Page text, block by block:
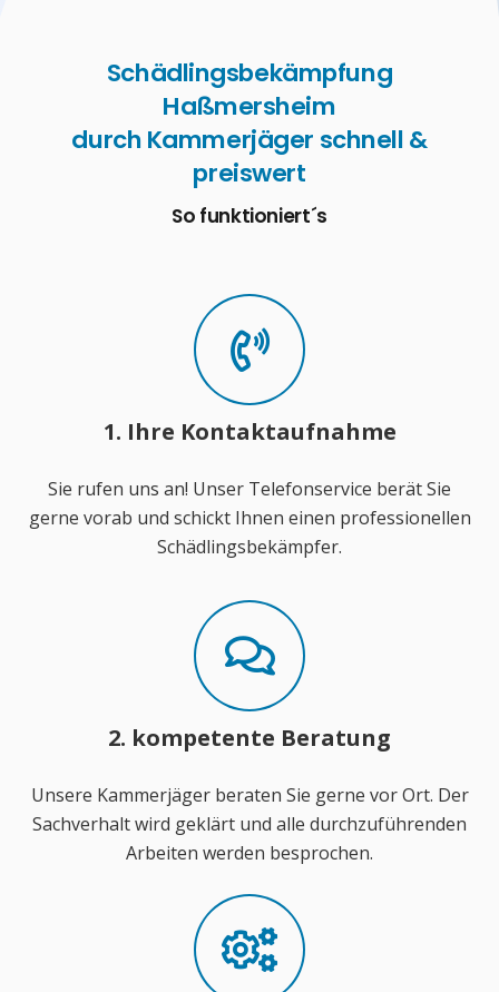
Schädlingsbekämpfung
Haßmersheim
durch Kammerjäger schnell &
preiswert
So funktioniert´s
1. Ihre Kontaktaufnahme
Sie rufen uns an! Unser Telefonservice berät Sie
gerne vorab und schickt Ihnen einen professionellen
Schädlingsbekämpfer.
2. kompetente Beratung
Unsere Kammerjäger beraten Sie gerne vor Ort. Der
Sachverhalt wird geklärt und alle durchzuführenden
Arbeiten werden besprochen.